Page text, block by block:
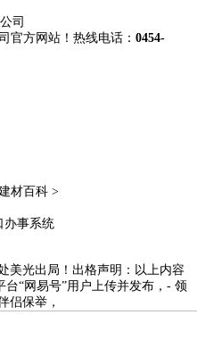
官方网站！热线电话： 0454-
材百科 >
办事系统
光出局！出格声明：以上内容
“网易号”用户上传并发布，- 领
侣保举，